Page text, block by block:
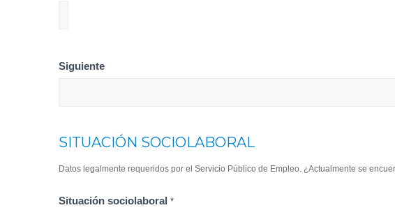
Siguiente
SITUACIÓN SOCIOLABORAL
Datos legalmente requeridos por el Servicio Público de Empleo. ¿Actualmente se
Situación sociolaboral *